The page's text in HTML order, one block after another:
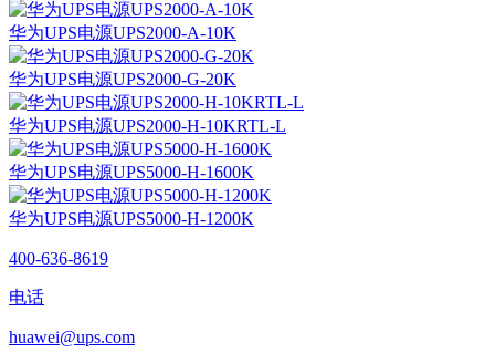
华为UPS电源UPS2000-A-10K
华为UPS电源UPS2000-G-20K
华为UPS电源UPS2000-H-10KRTL-L
华为UPS电源UPS5000-H-1600K
华为UPS电源UPS5000-H-1200K
400-636-8619
电话
huawei@ups.com